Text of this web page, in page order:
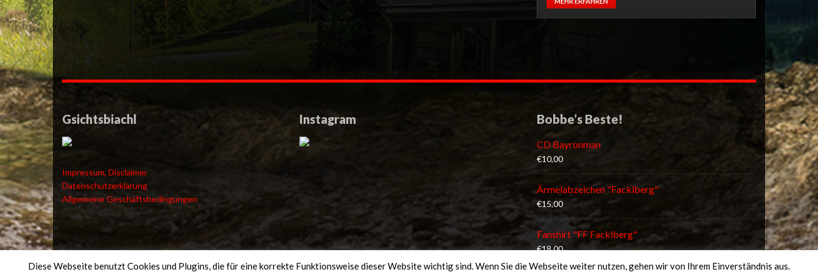
Gsichtsbiachl
Impressum, Disclaimer
Datenschutzerklärung
Allgemeine Geschäftsbedingungen
Instagram Bobbe’s Beste!
CD Bayronman
€10,00
Ärmelabzeichen "Facklberg"
€15,00
Fanshirt "FF Facklberg"
€18,00
Diese Webseite benutzt Cookies und Plugins, die für eine korrekte Funktionsweise dieser Website wichtig sind. Wenn Sie die Webseite weiter nutzen, gehen wir von Ihrem Einverständnis aus.